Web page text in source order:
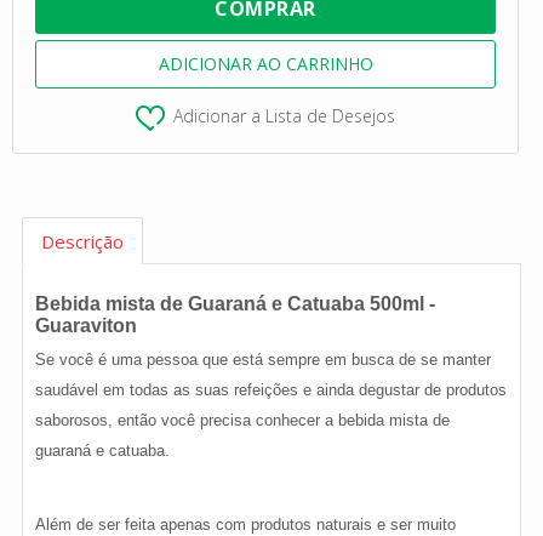
Adicionar a Lista de Desejos
Descrição
Bebida mista de Guaraná e Catuaba 500ml -
Guaraviton
Se você é uma pessoa que está sempre em busca de se manter
saudável em todas as suas refeições e ainda degustar de produtos
saborosos, então você precisa conhecer a bebida mista de
guaraná e catuaba.
Além de ser feita apenas com produtos naturais e ser muito